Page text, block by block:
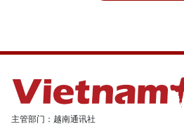
主管部门：越南通讯社